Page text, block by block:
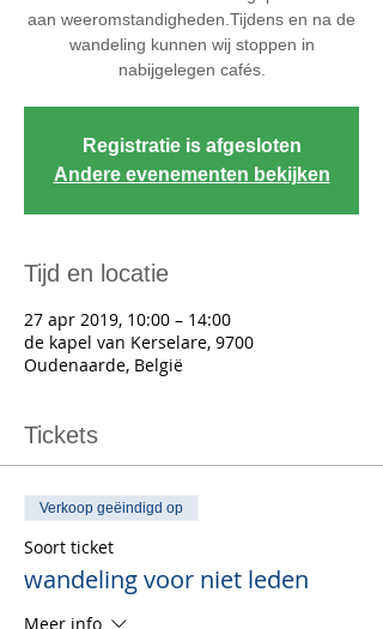
aan weeromstandigheden.Tijdens en na de
wandeling kunnen wij stoppen in
nabijgelegen cafés.
Registratie is afgesloten
Andere evenementen bekijken
Tijd en locatie
27 apr 2019, 10:00 – 14:00
de kapel van Kerselare, 9700
Oudenaarde, België
Tickets
Verkoop geëindigd op
Soort ticket
wandeling voor niet leden
Meer info